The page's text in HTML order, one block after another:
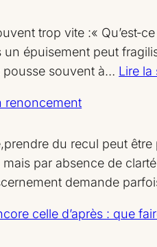
dans
le
fait
la
trop vite :«
épuisement peut
pousse souvent à… Lire la
renoncement
du recul peut
par absence de
demande
celle d’après : que